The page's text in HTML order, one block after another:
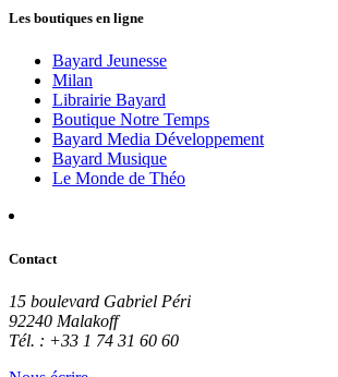
Les boutiques en ligne
Bayard Jeunesse
Milan
Librairie Bayard
Boutique Notre Temps
Bayard Media Développement
Bayard Musique
Le Monde de Théo
Contact
15 boulevard Gabriel Péri
92240 Malakoff
Tél. : +33 1 74 31 60 60